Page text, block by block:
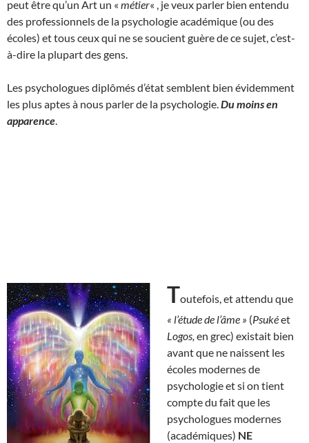
peut être qu’un Art un « métier« , je veux parler bien entendu
des professionnels de la psychologie académique (ou des
écoles) et tous ceux qui ne se soucient guère de ce sujet, c’est-
à-dire la plupart des gens.
Les psychologues diplômés d’état semblent bien évidemment
les plus aptes à nous parler de la psychologie. Du moins en
apparence
Toutefois, et attendu que
« l’étude de l’âme » (Psukéet
Logos, en grec) existait bien
avant que ne naissent les
écoles modernes de
psychologie et si on tient
compte du fait que les
psychologues modernes
(académiques) NE